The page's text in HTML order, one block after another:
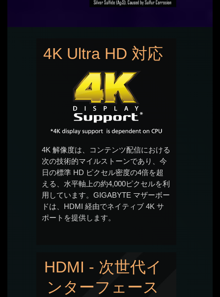
4K Ultra HD 対応
4K 解像度は、コンテンツ配信における
次の技術的マイルストーンであり、今
日の標準 HD ピクセル密度の4倍を超
える、水平軸上の約4,000ピクセルを利
用しています。GIGABYTE マザーボー
ドは、HDMI 経由でネイティブ 4K サ
ポートを提供します。
HDMI - 次世代イ
ンターフェース